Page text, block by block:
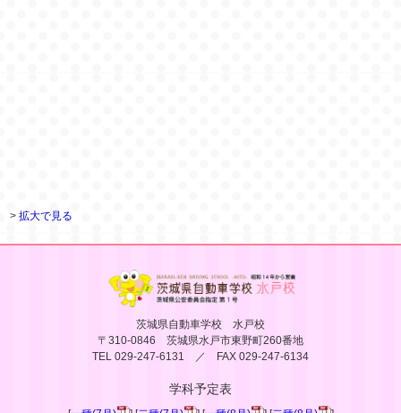
>拡大で見る
茨城県自動車学校 水戸校
〒310-0846 茨城県水戸市東野町260番地
TEL 029-247-6131 ／ FAX 029-247-6134
学科予定表